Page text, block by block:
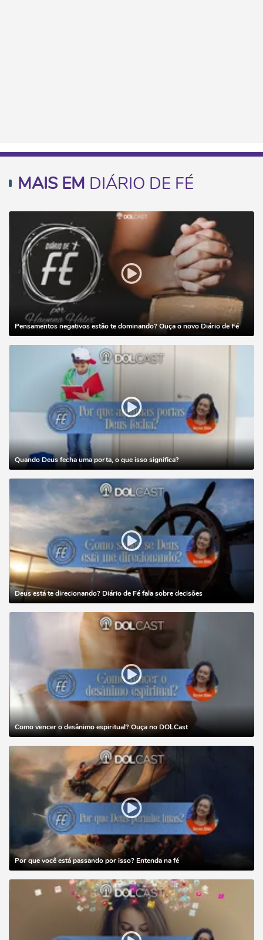
MAIS EM DIÁRIO DE FÉ
Pensamentos negativos estão te dominando? Ouça o novo Diário de Fé
Quando Deus fecha uma porta, o que isso significa?
Deus está te direcionando? Diário de Fé fala sobre decisões
Como vencer o desânimo espiritual? Ouça no DOLCast
Por que você está passando por isso? Entenda na fé